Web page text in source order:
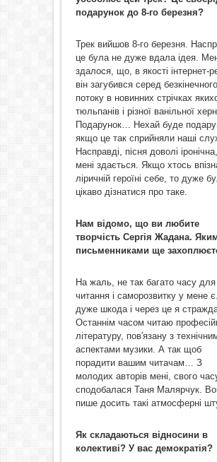
подарунок до 8-го березня?
Трек вийшов 8-го березня.
це була не дуже вдала ідея.
здалося, що, в якості інтернет-
він загубився серед безкінечного
потоку в новинних стрічках
тюльпанів і різної ванільної
Подарунок… Нехай буде
якщо це так сприйняли наші
Насправді, пісня доволі
мені здається. Якщо хтось
ліричній героїні себе, то дуже
цікаво дізнатися про таке.
Нам відомо, що ви любите
творчість Сергія Жадана.
письменниками ще
На жаль, не так багато часу для
читання і саморозвитку у мене
дуже шкода і через це я
Останнім часом читаю
літературу, пов′язану з
аспектами музики. А так щоб
порадити вашим читачам… З
молодих авторів мені, свого
сподобалася Таня Малярчук.
пише досить такі атмосферні
Як складаються відносини в
колективі? У вас демократія?